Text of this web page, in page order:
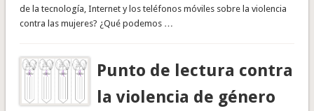
de la tecnología, Internet y los teléfonos móviles sobre la violencia
contra las mujeres? ¿Qué podemos …
Punto de lectura contra
la violencia de género